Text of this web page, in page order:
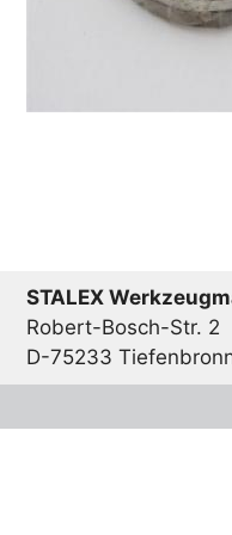
STALEX
Robert-Bosch-Str. 2
D-75233